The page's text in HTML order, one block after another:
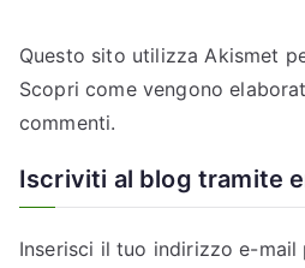
c
o
l
i
Questo sito utilizza Akismet
Scopri come vengono
commenti.
Iscriviti al blog tramite
Inserisci il tuo indirizzo e-